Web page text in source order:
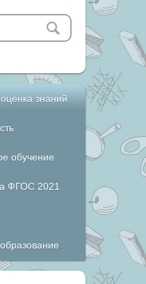
знаний
обучение
ФГОС 2021